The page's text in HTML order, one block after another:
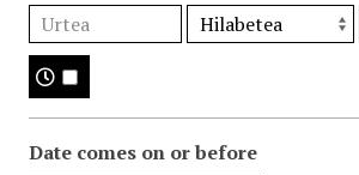
Date comes on or before